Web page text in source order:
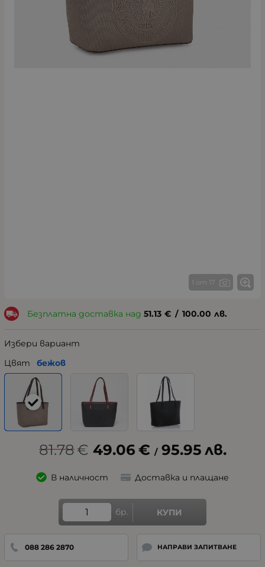
1 от 17
Безплатна доставка над 51.13 € / 100.00 лв.
Избери вариант
Цвят
бежов
81.78€ 49.06 € / 95.95 лв.
В наличност Доставка и плащане
бр. КУПИ
088 286 2870 НАПРАВИ ЗАПИТВАНЕ